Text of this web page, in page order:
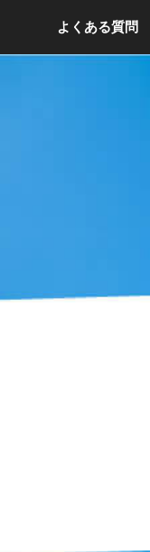
よくある質問